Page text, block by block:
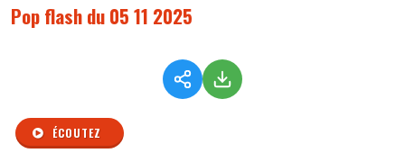
Pop flash du 05 11 2025
ÉCOUTEZ